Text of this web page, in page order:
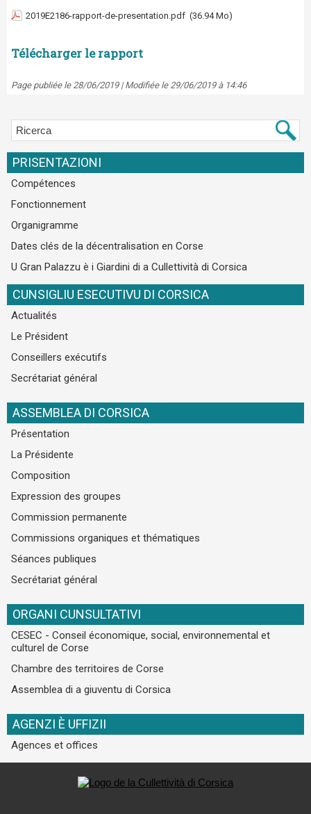
2019E2186-rapport-de-presentation.pdf (36.94 Mo)
Télécharger le rapport
Page publiée le 28/06/2019 | Modifiée le 29/06/2019 à 14:46
PRISENTAZIONI
Compétences
Fonctionnement
Organigramme
Dates clés de la décentralisation en Corse
U Gran Palazzu è i Giardini di a Cullettività di Corsica
CUNSIGLIU ESECUTIVU DI CORSICA
Actualités
Le Président
Conseillers exécutifs
Secrétariat général
ASSEMBLEA DI CORSICA
Présentation
La Présidente
Composition
Expression des groupes
Commission permanente
Commissions organiques et thématiques
Séances publiques
Secrétariat général
ORGANI CUNSULTATIVI
CESEC - Conseil économique, social, environnemental et
culturel de Corse
Chambre des territoires de Corse
Assemblea di a giuventu di Corsica
AGENZI È UFFIZII
Agences et offices